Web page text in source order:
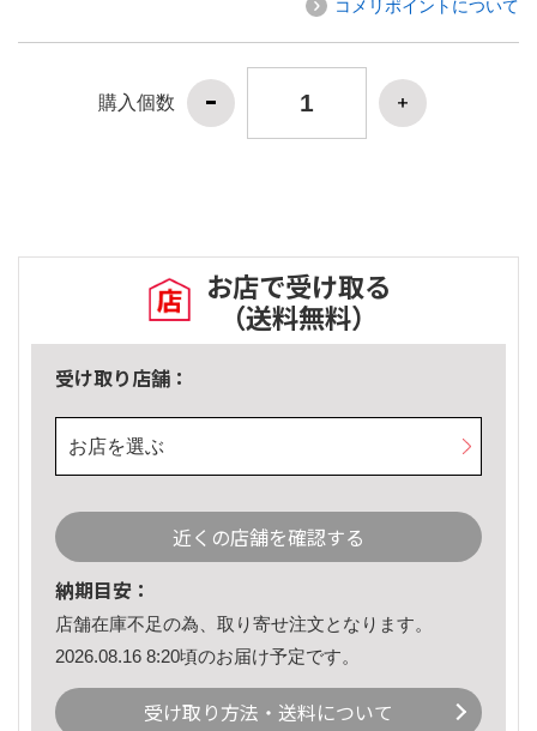
コメリポイントについて
購入個数
お店で受け取る
（送料無料）
受け取り店舗：
お店を選ぶ
近くの店舗を確認する
納期目安：
店舗在庫不足の為、取り寄せ注文となります。
2026.08.16 8:20頃のお届け予定です。
受け取り方法・送料について